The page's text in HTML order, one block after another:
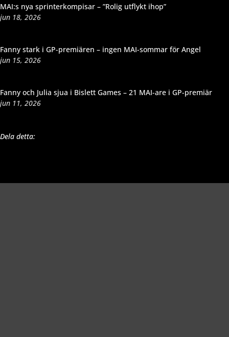
MAI:s nya sprinterkompisar – ”Rolig utflykt ihop”
jun 18, 2026
Fanny stark i GP-premiären – ingen MAI-sommar för Angel
jun 15, 2026
Fanny och Julia sjua i Bislett Games – 21 MAI-are i GP-premiär
jun 11, 2026
Dela detta: